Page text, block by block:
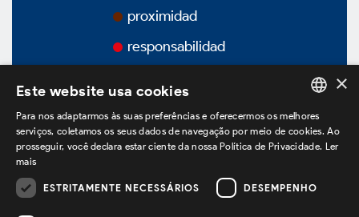
Gobierno Corporativo
Vision General
proximidad
responsabilidad
estamos no LinkedIn
PORTUGUESE
×
Este website usa cookies
Para nos adaptarmos às suas preferências e oferecermos os melhores
serviços, coletamos os seus dados de navegação por meio de cookies. Ao
prosseguir, você declara estar ciente da nossa Política de Privacidade. Ler
mais
ESTRITAMENTE NECESSÁRIOS DESEMPENHO